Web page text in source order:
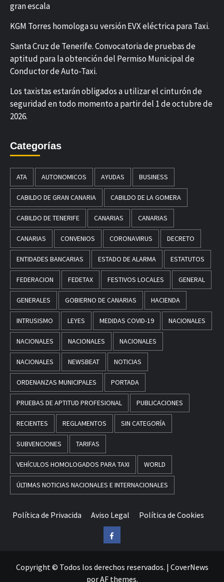
gran escala
KGM Torres homologa su versión EVX eléctrica para Taxi.
Santa Cruz de Tenerife. Convocatoria de pruebas de
aptitud para la obtención del Permiso Municipal de
Conductor de Auto-Taxi.
Los taxistas estarán obligados a utilizar el cinturón de
seguridad en todo momento a partir del 1 de octubre de
2026.
Categorías
ATA AUTONOMICOS AYUDAS BUSINESS
CABILDO DE GRAN CANARIA CABILDO DE LA GOMERA
CABILDO DE TENERIFE CANARIAS CANARIAS
CANARIAS CONVENIOS CORONAVIRUS DECRETO
ENTIDADES BANCARIAS ESTADO DE ALARMA ESTATUTOS
FEDERACION FEDETAX FESTIVOS LOCALES GENERAL
GENERALES GOBIERNO DE CANARIAS HACIENDA
INTRUSISMO LEYES MEDIDAS COVID-19 NACIONALES
NACIONALES NACIONALES NACIONALES
NACIONALES NEWSBEAT NOTICIAS
ORDENANZAS MUNICIPALES PORTADA
PRUEBAS DE APTITUD PROFESIONAL PUBLICACIONES
RECIENTES REGLAMENTOS SIN CATEGORÍA
SUBVENCIONES TARIFAS
VEHÍCULOS HOMOLOGADOS PARA TAXI WORLD
ÚLTIMAS NOTICIAS NACIONALES E INTERNACIONALES
Política de Privacida Aviso Legal Política de Cookies
Facebook
Copyright © Todos los derechos reservados. | CoverNews
por AF themes.